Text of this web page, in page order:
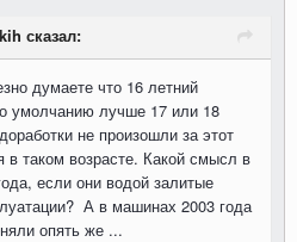
сказал:
думаете что 16 летний
умолчанию лучше 17 или 18
не произошли за этот
в таком возрасте. Какой смысл в
если они водой залитые
А в машинах 2003 года
опять же ...